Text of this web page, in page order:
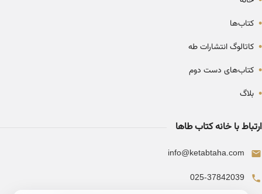
• کتاب‌ها
• کاتالوگ انتشارات طه
• کتاب‌های دست دوم
• بلاگ
ارتباط با خانه کتاب طاها
info@ketabtaha.com
025-37842039